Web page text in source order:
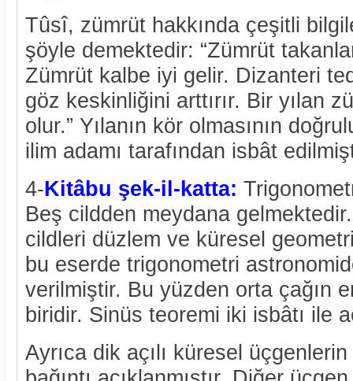
Tûsî, zümrüt hakkında çeşitli
şöyle demektedir: “Zümrüt
Zümrüt kalbe iyi gelir. Dizanteri
göz keskinliğini arttırır. Bir yılan
olur.” Yılanın kör olmasının
ilim adamı tarafından isbât
4-Kitâbu şek-il-katta:
Beş cildden meydana
cildleri düzlem ve küresel
bu eserde trigonometri
verilmiştir. Bu yüzden orta çağın
biridir. Sinüs teoremi iki isbâtı ile
Ayrıca dik açılı küresel